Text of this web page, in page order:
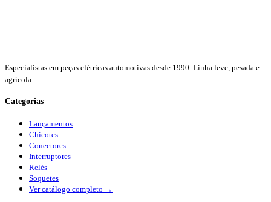
Especialistas em peças elétricas automotivas desde 1990. Linha leve, pesada e
agrícola.
Categorias
Lançamentos
Chicotes
Conectores
Interruptores
Relés
Soquetes
Ver catálogo completo →